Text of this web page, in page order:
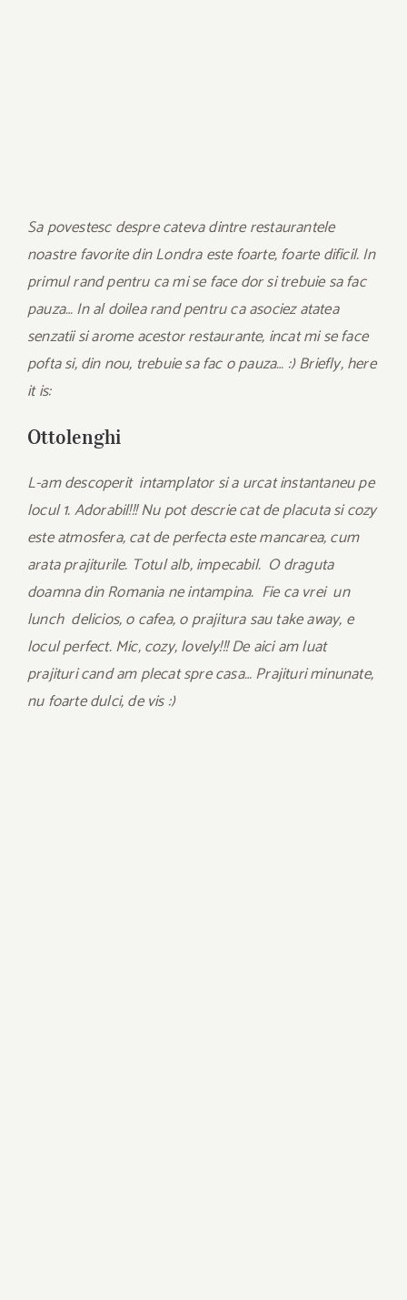
Sa povestesc despre cateva dintre restaurantele
noastre favorite din Londra este foarte, foarte dificil. In
primul rand pentru ca mi se face dor si trebuie sa fac
pauza… In al doilea rand pentru ca asociez atatea
senzatii si arome acestor restaurante, incat mi se face
pofta si, din nou, trebuie sa fac o pauza… :) Briefly, here
it is:
Ottolenghi
L-am descoperit intamplator si a urcat instantaneu pe
locul 1. Adorabil!!! Nu pot descrie cat de placuta si cozy
este atmosfera, cat de perfecta este mancarea, cum
arata prajiturile. Totul alb, impecabil. O draguta
doamna din Romania ne intampina. Fie ca vrei un
lunch delicios, o cafea, o prajitura sau take away, e
locul perfect. Mic, cozy, lovely!!! De aici am luat
prajituri cand am plecat spre casa… Prajituri minunate,
nu foarte dulci, de vis :)